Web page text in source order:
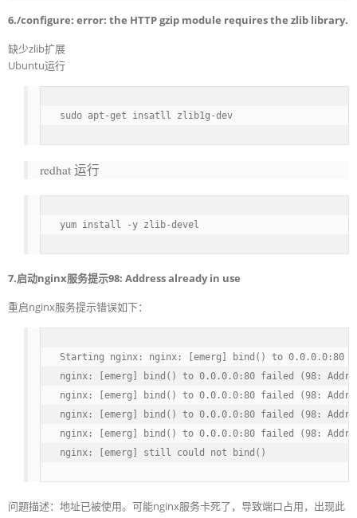
6./configure: error: the HTTP gzip module requires the zlib library.
缺少zlib扩展
Ubuntu运行
sudo apt-get insatll zlib1g-dev
redhat 运行
yum install -y zlib-devel
7.启动nginx服务提示98: Address already in use
重启nginx服务提示错误如下：
Starting nginx: nginx: [emerg] bind() to 0.0.0.0:80
nginx: [emerg] bind() to 0.0.0.0:80 failed (98:
nginx: [emerg] bind() to 0.0.0.0:80 failed (98:
nginx: [emerg] bind() to 0.0.0.0:80 failed (98:
nginx: [emerg] bind() to 0.0.0.0:80 failed (98:
nginx: [emerg] still could not bind()
问题描述：地址已被使用。可能nginx服务卡死了，导致端口占用，出现此